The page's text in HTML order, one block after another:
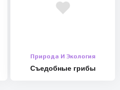
Природа И Экология
Съедобные грибы